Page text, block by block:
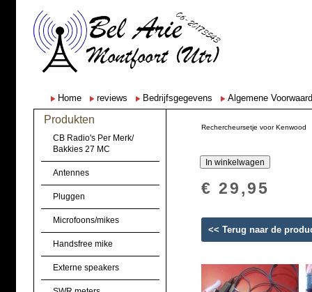
Home reviews Bedrijfsgegevens Algemene
Produkten
CB Radio's Per Merk/
Bakkies 27 MC
Antennes
Pluggen
Microfoons/mikes
Handsfree mike
Externe speakers
Rechercheursetje voor Kenwood
€ 29,95
<< Terug naar de